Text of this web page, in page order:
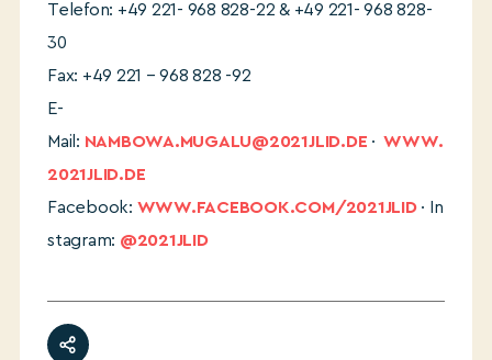
Telefon: +49 221- 968 828-22 & +49 221- 968 828-
30
Fax: +49 221 – 968 828 -92
E-
Mail: NAMBOWA.MUGALU@2021JLID.DE ·WWW.
2021JLID.DE
Facebook: WWW.FACEBOOK.COM/2021JLID· In
stagram: @2021JLID